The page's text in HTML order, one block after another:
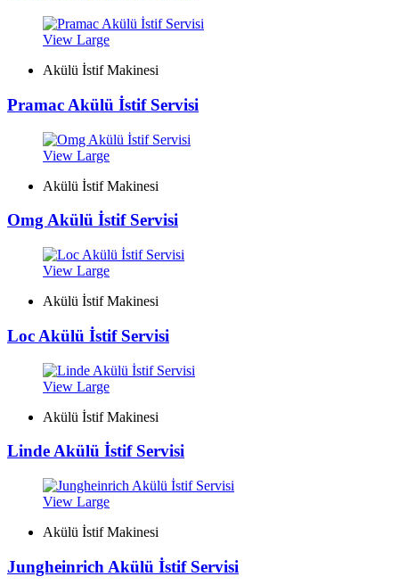
View Large
Akülü İstif Makinesi
Pramac Akülü İstif Servisi
View Large
Akülü İstif Makinesi
Omg Akülü İstif Servisi
View Large
Akülü İstif Makinesi
Loc Akülü İstif Servisi
View Large
Akülü İstif Makinesi
Linde Akülü İstif Servisi
View Large
Akülü İstif Makinesi
Jungheinrich Akülü İstif Servisi